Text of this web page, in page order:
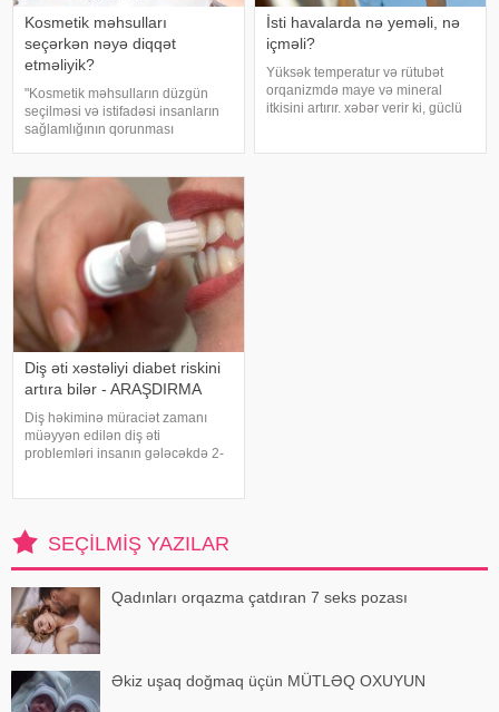
Kosmetik məhsulları
seçərkən nəyə diqqət
etməliyik?
"Kosmetik məhsulların düzgün
seçilməsi və istifadəsi insanların
sağlamlığının qorunması
Səhiyyə Nazirliyinin rəsmi
"Instagram" hesabınd
İsti havalarda nə yeməli, nə
içməli?
Yüksək temperatur və rütubət
orqanizmdə maye və mineral
itkisini artırır. xəbər verir ki, güclü
Diş əti xəstəliyi diabet riskini
artıra bilər - ARAŞDIRMA
Diş həkiminə müraciət zamanı
müəyyən edilən diş əti
problemləri insanın gələcəkdə 2-
SEÇILMIŞ YAZILAR
Qadınları orqazma çatdıran 7 seks pozası
Əkiz uşaq doğmaq üçün MÜTLƏQ OXUYUN